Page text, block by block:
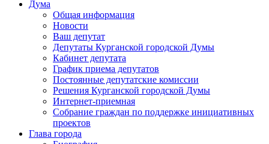
Дума
Общая информация
Новости
Ваш депутат
Депутаты Курганской городской Думы
Кабинет депутата
График приема депутатов
Постоянные депутатские комиссии
Решения Курганской городской Думы
Интернет-приемная
Собрание граждан по поддержке инициативных
проектов
Глава города